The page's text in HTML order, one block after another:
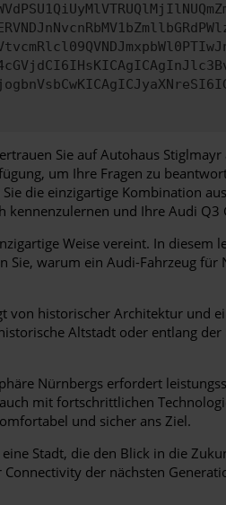
Sie auf Autohaus
um Ihre Fragen zu
die einzigartige Kombination
und Ihre Audi
Weise vereint. In diesem
warum ein Audi-Fahrzeug
von historischer Architektur und
Altstadt oder entlang
Nürnbergs erfordert
mit fortschrittlichen
und sicher ans Ziel.
Stadt, die den Blick in die
der nächsten